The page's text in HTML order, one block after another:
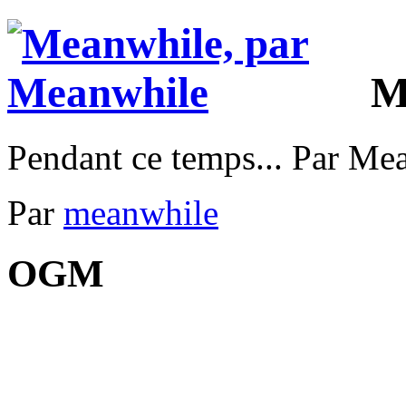
Pendant ce temps... Par
Par meanwhile
OGM